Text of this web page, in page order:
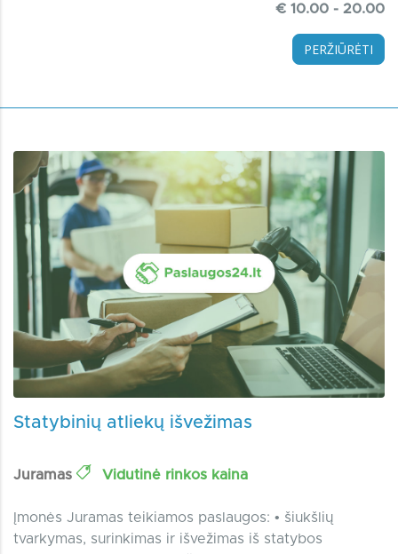
€ 10.00 - 20.00
PERŽIŪRĖTI
Statybinių atliekų išvežimas
Juramas Vidutinė rinkos kaina
Įmonės Juramas teikiamos paslaugos: • šiukšlių
tvarkymas, surinkimas ir išvežimas iš statybos